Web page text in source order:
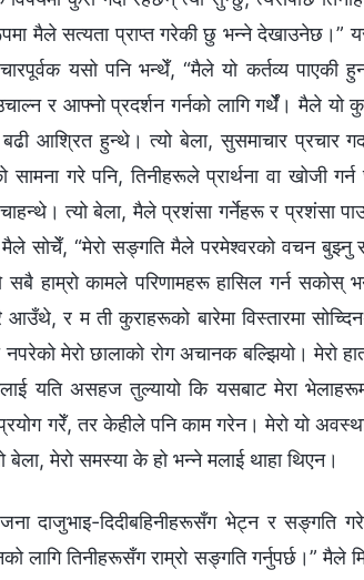
मैले सत्यता प्राप्त गरेकी छु भन्‍ने देखाउनेछ।”
यसो पनि भन्थेँ, “मैले यो कर्तव्य पाएकी
र आफ्नो प्रदर्शन गर्नको लागि गर्थेँ। मैले यो
आश्रित हुन्थे। त्यो बेला, सुसमाचार प्रचार
गरे पनि, तिनीहरूले प्रार्थना वा खोजी
त्यो बेला, मैले प्रशंसा गर्नेहरू र प्रशंसा
सोचेँ, “मेरो सङ्गति मैले परमेश्‍वरको वचन बुझ्‍नु र
सबै हाम्रो कामले परिणामहरू हासिल गर्न
र म ती कुराहरूको बारेमा विस्तारमा
मेरो छालाको रोग अचानक बल्झियो। मेरो
यति असहज तुल्यायो कि यसबाट मेरा
गरेँ, तर केहीले पनि काम गरेन। मेरो यो
मेरो समस्या के हो भन्‍ने मलाई थाहा थिएन।
दाजुभाइ-दिदीबहिनीहरूसँग भेट्न र सङ्गति
लागि तिनीहरूसँग राम्रो सङ्गति गर्नुपर्छ।” मैले